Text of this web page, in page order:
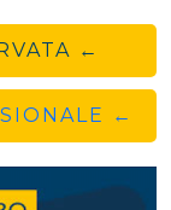
←
←